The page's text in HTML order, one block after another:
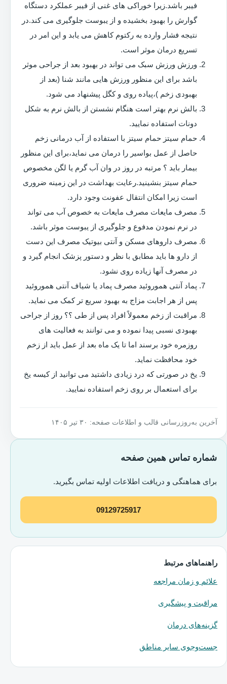
فیبر باشد.زیرا خوراکی های غنی از فیبر عملکرد دستگاه
گوارش را بهبود بخشیده و از یبوست جلوگیری می کند.در
نتیجه فشار وارده به رکتوم کاهش می یابد و این امر در
تسریع درمان موثر است.
ورزش ورزش سبک می تواند در بهبود بعد از جراحی موثر
باشد برای این منظور ورزش هایی مانند شنا (بعد از
بهبودی زخم )،پیاده روی و کگل پیشنهاد می شود.
بالش نرم بهتر است هنگام نشستن از بالش نرم به شکل
دونات استفاده نمایید.
حمام سیتز حمام سیتز با استفاده از آب درمانی زخم
حاصل از عمل بواسیر را درمان می نماید،برای این منظور
بیمار باید ؟ مرتبه در روز در وان آب گرم یا لگن مخصوص
حمام سیتز بنشینید.رعایت بهداشت در این زمینه ضروری
است زیرا امکان انتقال عفونت وجود دارد.
مصرف مایعات مصرف مایعات به خصوص آب می تواند
در نرم نمودن مدفوع و جلوگیری از یبوست موثر باشد.
مصرف داروهای مسکن و آنتی بیوتیک مصرف این دست
از دارو ها باید مطابق با نظر و دستور پزشک انجام گیرد و
در مصرف آنها زیاده روی نشود.
پماد آنتی هموروئید مصرف پماد یا شیاف آنتی هموروئید
پس از هر اجابت مزاج به بهبود سریع تر کمک می نماید.
مراقبت از زخم معمولاً افراد پس از طی ؟؟ روز از جراحی
بهبودی نسبی پیدا نموده و می توانند به فعالیت های
روزمره خود برسند اما تا یک ماه بعد از عمل باید از زخم
خود محافظت نماید.
یخ در صورتی که درد زیادی داشتید می توانید از کیسه یخ
برای استعمال بر روی زخم استفاده نمایید.
آخرین به‌روزرسانی قالب و اطلاعات صفحه: ۳۰ تیر ۱۴۰۵
شماره تماس همین صفحه
برای هماهنگی و دریافت اطلاعات اولیه تماس بگیرید.
09129725917
راهنماهای مرتبط
علائم و زمان مراجعه
مراقبت و پیشگیری
گزینه‌های درمان
جست‌وجوی سایر مناطق